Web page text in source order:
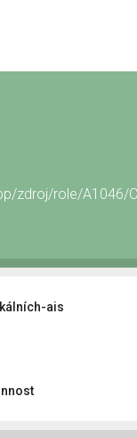
zdroj/role/A1046/
ais